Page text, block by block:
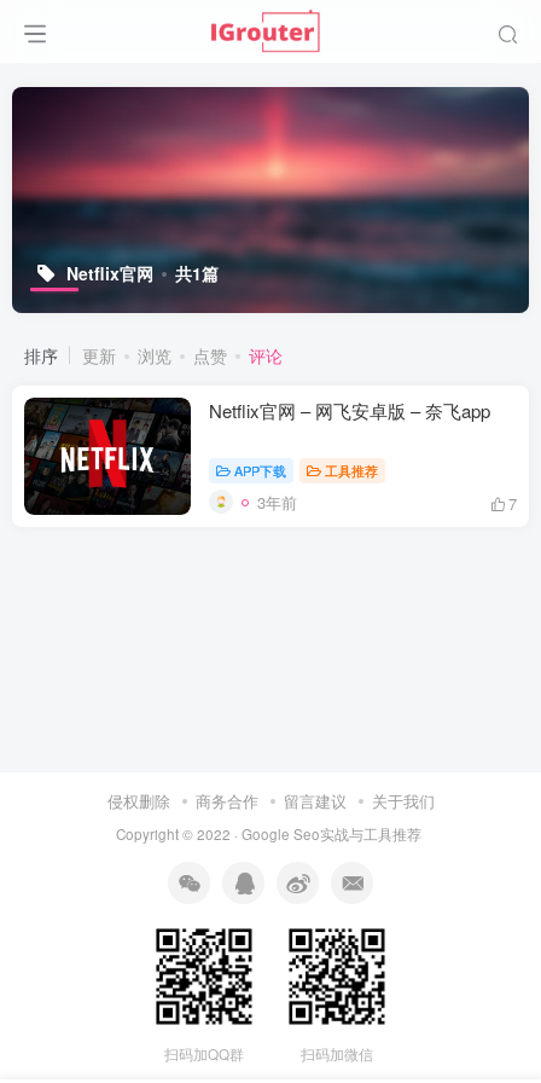
Netflix官网 共1篇
排序 更新 浏览 点赞 评论
Netflix官网 – 网飞安卓版 – 奈飞app
APP下载 工具推荐
3年前 7
侵权删除 商务合作 留言建议 关于我们
Copyright © 2022 · Google Seo实战与工具推荐
扫码加QQ群 扫码加微信